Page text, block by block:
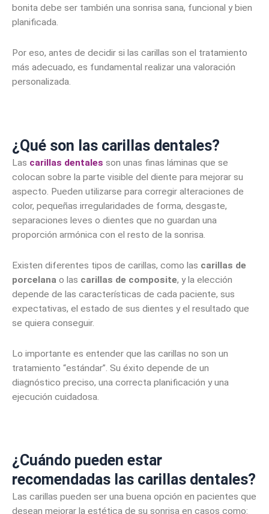
bonita debe ser también una sonrisa sana, funcional y bien
planificada.
Por eso, antes de decidir si las carillas son el tratamiento
más adecuado, es fundamental realizar una valoración
personalizada.
¿Qué son las carillas dentales?
Las carillas dentales son unas finas láminas que se
colocan sobre la parte visible del diente para mejorar su
aspecto. Pueden utilizarse para corregir alteraciones de
color, pequeñas irregularidades de forma, desgaste,
separaciones leves o dientes que no guardan una
proporción armónica con el resto de la sonrisa.
Existen diferentes tipos de carillas, como las carillas de
porcelana o las carillas de composite, y la elección
depende de las características de cada paciente, sus
expectativas, el estado de sus dientes y el resultado que
se quiera conseguir.
Lo importante es entender que las carillas no son un
tratamiento “estándar”. Su éxito depende de un
diagnóstico preciso, una correcta planificación y una
ejecución cuidadosa.
¿Cuándo pueden estar
recomendadas las carillas dentales?
Las carillas pueden ser una buena opción en pacientes que
desean mejorar la estética de su sonrisa en casos como: